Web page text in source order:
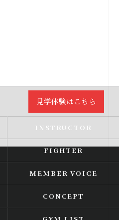
見学体験はこちら
INSTRUCTOR
FIGHTER
MEMBER VOICE
CONCEPT